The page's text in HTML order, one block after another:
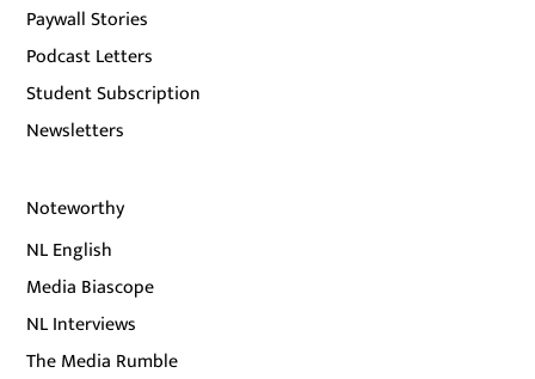
Paywall Stories
Podcast Letters
Student Subscription
Newsletters
Noteworthy
NL English
Media Biascope
NL Interviews
The Media Rumble